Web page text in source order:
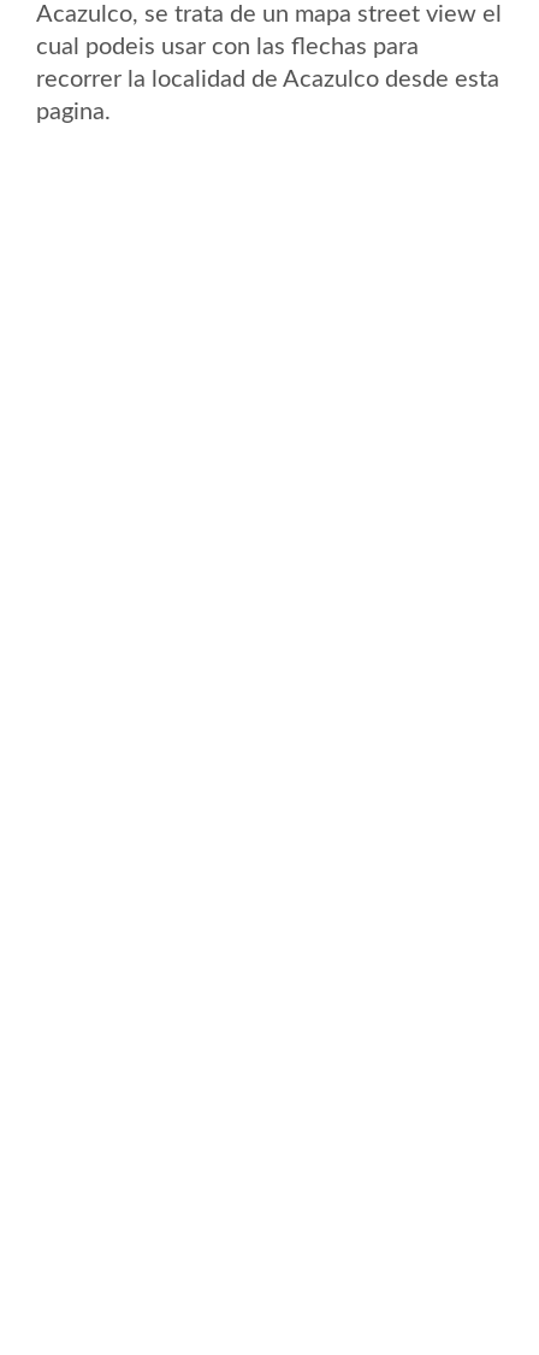
Acazulco, se trata de un mapa street view el
cual podeis usar con las flechas para
recorrer la localidad de Acazulco desde esta
pagina.